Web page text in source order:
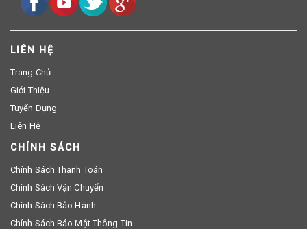
LIÊN HỆ
Trang Chủ
Giới Thiệu
Tuyển Dụng
Liên Hệ
CHÍNH SÁCH
Chính Sách Thanh Toán
Chính Sách Vận Chuyển
Chính Sách Bảo Hành
Chính Sách Bảo Mật Thông Tin